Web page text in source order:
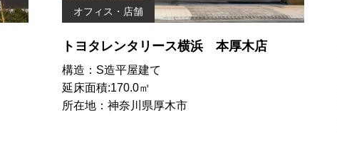
オフィス・店舗
トヨタレンタリース横浜 本厚木店
構造：S造平屋建て
延床面積:170.0㎡
所在地：神奈川県厚木市